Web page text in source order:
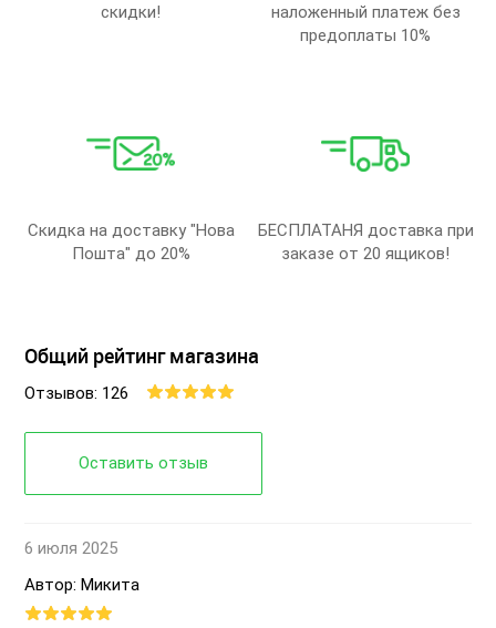
скидки!
наложенный платеж без
предоплаты 10%
Скидка на доставку "Нова
Пошта" до 20%
БЕСПЛАТАНЯ доставка при
заказе от 20 ящиков!
Общий рейтинг магазина
Отзывов: 126
Оставить отзыв
6 июля 2025
Автор: Микита